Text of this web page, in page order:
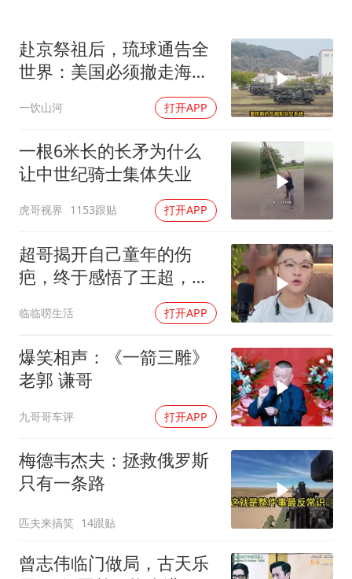
陕西柞水遭遇暴雨五千余户群众转移
蜜雪冰城员工抽烟收银 门店现已停业
嘲讽周星驰无儿女没朋友 李修贤道歉
赴京祭祖后，琉球通告全
世界：美国必须撤走海马
一饮山河 打开APP
一根6米长的长矛为什么
让中世纪骑士集体失业
虎哥视界 1153跟贴 打开APP
超哥揭开自己童年的伤
疤，终于感悟了王超，他
决定接妈妈回来养老
临临唠生活 打开APP
爆笑相声：《一箭三雕》
老郭 谦哥
九哥哥车评 打开APP
梅德韦杰夫：拯救俄罗斯
只有一条路
匹夫来搞笑 14跟贴
曾志伟临门做局，古天乐